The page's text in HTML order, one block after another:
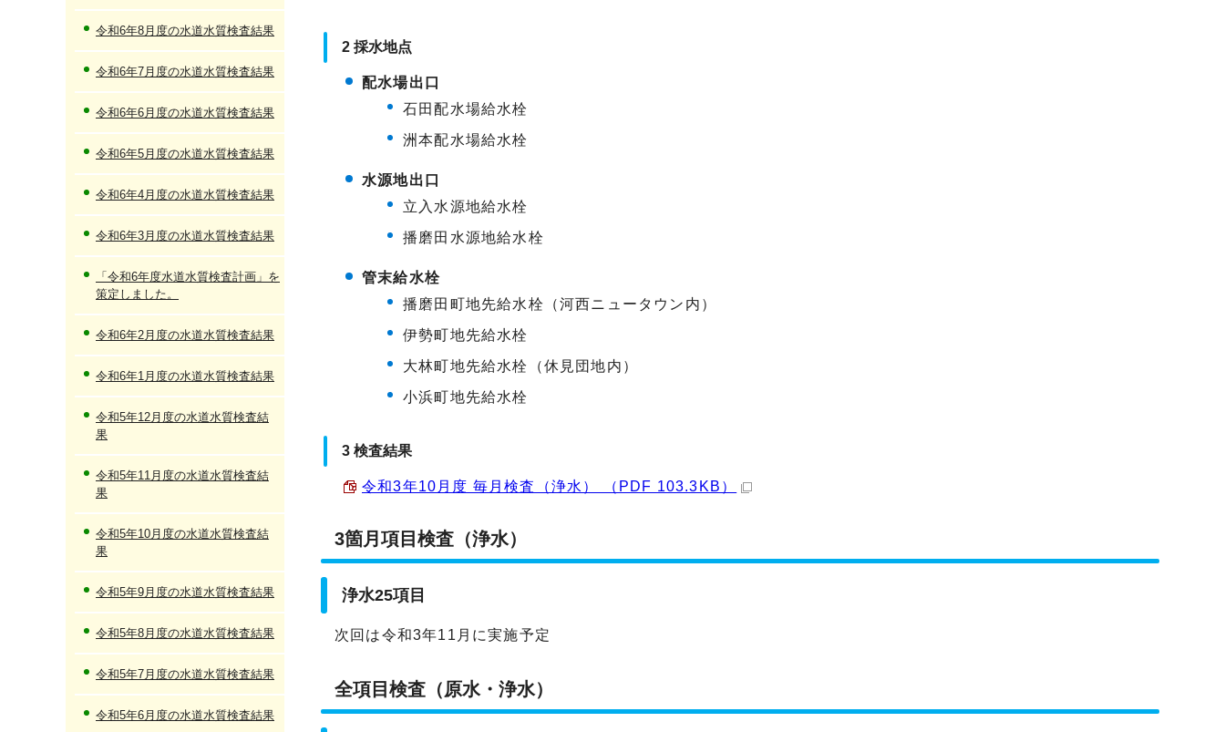
2 採水地点
配水場出口
石田配水場給水栓
洲本配水場給水栓
水源地出口
立入水源地給水栓
播磨田水源地給水栓
管末給水栓
播磨田町地先給水栓（河西ニュータウン内）
伊勢町地先給水栓
大林町地先給水栓（休見団地内）
小浜町地先給水栓
3 検査結果
令和3年10月度 毎月検査（浄水） （PDF 103.3KB）
3箇月項目検査（浄水）
浄水25項目
次回は令和3年11月に実施予定
全項目検査（原水・浄水）
令和6年8月度の水道水質検査結果
令和6年7月度の水道水質検査結果
令和6年6月度の水道水質検査結果
令和6年5月度の水道水質検査結果
令和6年4月度の水道水質検査結果
令和6年3月度の水道水質検査結果
「令和6年度水道水質検査計画」を
策定しました。
令和6年2月度の水道水質検査結果
令和6年1月度の水道水質検査結果
令和5年12月度の水道水質検査結
果
令和5年11月度の水道水質検査結
果
令和5年10月度の水道水質検査結
果
令和5年9月度の水道水質検査結果
令和5年8月度の水道水質検査結果
令和5年7月度の水道水質検査結果
令和5年6月度の水道水質検査結果